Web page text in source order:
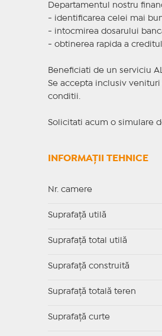
Departamentul nostru
- identificarea celei mai
- intocmirea dosarului
- obtinerea rapida a
Beneficiati de un serviciu
Se accepta inclusiv
conditii.
Solicitati acum o simulare
INFORMAȚII TEHNICE
Nr. camere
Suprafaţă utilă
Suprafaţă total utilă
Suprafaţă construită
Suprafață totală teren
Suprafaţă curte